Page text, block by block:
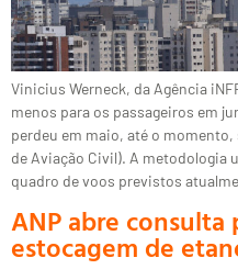
Vinicius Werneck, da Agência
menos para os passageiros em
perdeu em maio, até o momento,
de Aviação Civil). A metodologia
quadro de voos previstos
ANP abre consulta
estocagem de